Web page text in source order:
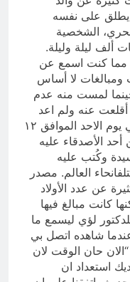
يطلق على نفسه
الشخصية
ألف ليلة وليلة.
مما كنت اسمع عن
ومبالغات لا أساس
لمست منه عدم
عنه ولم اعد
اتطرق له. وفي أحد الأيام وتحديدا في يوم الاحد الموافق ١٢
الأصدقاء عليه
وكُتب عليه
من مختلفانحاء العالم. مصدر
عن عدد الأولاد
كانت مبالغ فيها
لؤي ليسمع ما
شاهده اتصل بي
حان الوقت لان
استعداد ان